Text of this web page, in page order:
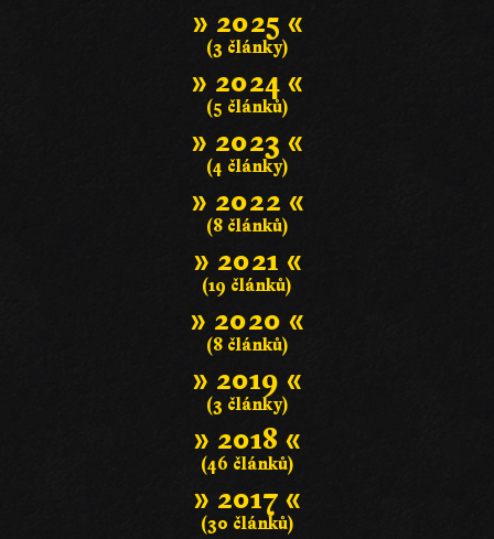
» 2025 «
(3 články)
» 2024 «
(5 článků)
» 2023 «
(4 články)
» 2022 «
(8 článků)
» 2021 «
(19 článků)
» 2020 «
(8 článků)
» 2019 «
(3 články)
» 2018 «
(46 článků)
» 2017 «
(30 článků)